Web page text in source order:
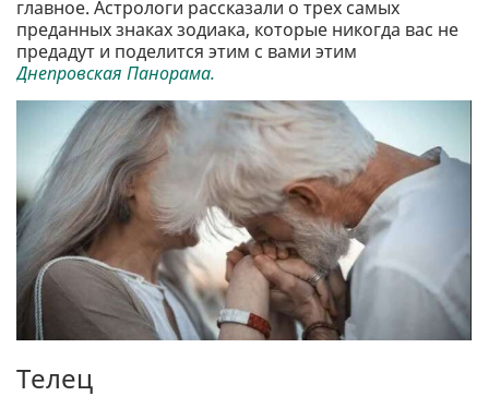
главное. Астрологи рассказали о трех самых
преданных знаках зодиака, которые никогда вас не
предадут и поделится этим с вами этим
Днепровская Панорама.
Телец